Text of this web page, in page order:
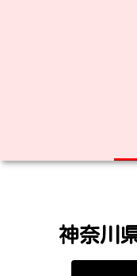
神奈川